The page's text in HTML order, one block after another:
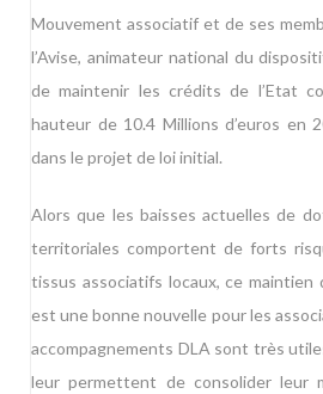
Mouvement associatif et de ses
l’Avise, animateur national du
de maintenir les crédits de l’Etat
hauteur de 10.4 Millions d’euros en
dans le projet de loi initial.
Alors que les baisses actuelles de
territoriales comportent de forts
tissus associatifs locaux, ce
est une bonne nouvelle pour les
accompagnements DLA sont très
leur permettent de consolider leur